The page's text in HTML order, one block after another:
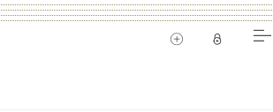
UZAVŘELA PÁTEK NA ČERVENÉ NULE